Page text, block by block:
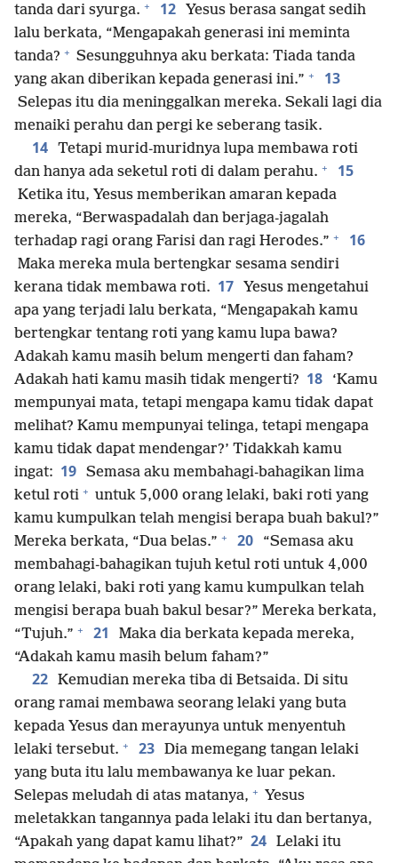
tanda dari syurga. + 12
Yesus berasa sangat sedih
lalu berkata, “Mengapakah generasi ini meminta
tanda? + Sesungguhnya aku berkata: Tiada tanda
yang akan diberikan kepada generasi ini.” + 13
Selepas itu dia meninggalkan mereka. Sekali lagi dia
menaiki perahu dan pergi ke seberang tasik.
14 Tetapi murid-muridnya lupa membawa roti
dan hanya ada seketul roti di dalam perahu. + 15
Ketika itu, Yesus memberikan amaran kepada
mereka, “Berwaspadalah dan berjaga-jagalah
terhadap ragi orang Farisi dan ragi Herodes.” + 16
Maka mereka mula bertengkar sesama sendiri
kerana tidak membawa roti. 17
Yesus mengetahui
apa yang terjadi lalu berkata, “Mengapakah kamu
bertengkar tentang roti yang kamu lupa bawa?
Adakah kamu masih belum mengerti dan faham?
Adakah hati kamu masih tidak mengerti? 18
‘Kamu
mempunyai mata, tetapi mengapa kamu tidak dapat
melihat? Kamu mempunyai telinga, tetapi mengapa
kamu tidak dapat mendengar?’ Tidakkah kamu
ingat: 19 Semasa aku membahagi-bahagikan lima
ketul roti + untuk 5,000 orang lelaki, baki roti yang
kamu kumpulkan telah mengisi berapa buah bakul?”
Mereka berkata, “Dua belas.” + 20
“Semasa aku
membahagi-bahagikan tujuh ketul roti untuk 4,000
orang lelaki, baki roti yang kamu kumpulkan telah
mengisi berapa buah bakul besar?” Mereka berkata,
“Tujuh.” + 21
Maka dia berkata kepada mereka,
“Adakah kamu masih belum faham?”
22 Kemudian mereka tiba di Betsaida. Di situ
orang ramai membawa seorang lelaki yang buta
kepada Yesus dan merayunya untuk menyentuh
lelaki tersebut. + 23 Dia memegang tangan lelaki
yang buta itu lalu membawanya ke luar pekan.
Selepas meludah di atas matanya, + Yesus
meletakkan tangannya pada lelaki itu dan bertanya,
“Apakah yang dapat kamu lihat?” 24 Lelaki itu